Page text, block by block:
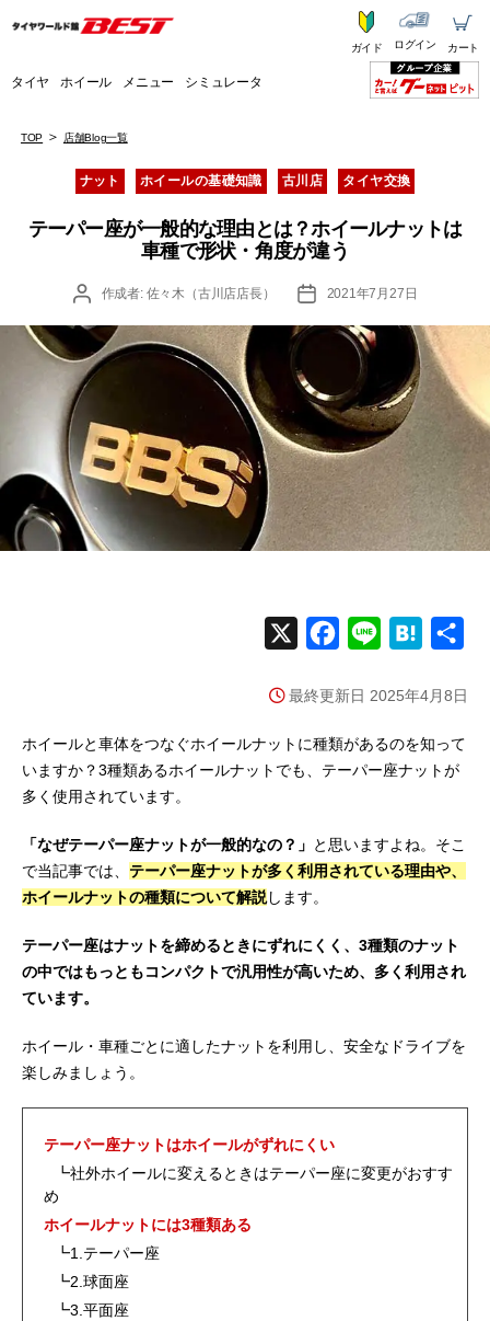
タイヤ ホイール メニュー シミュレータ
ガイド ログイン カート
TOP 店舗Blog一覧
カ
テ
リ
ー
ナット ホイールの基礎知識 古川店 タイヤ交換
テーパー座が一般的な理由とは？ホイールナットは
車種で形状・角度が違う
投
者
作成者: 佐々木（古川店店長）
投
日
2021年7月27日
c
k
n
t
n
最終更新日 2025年4月8日
ホイールと車体をつなぐホイールナットに種類があるのを知って
いますか？3種類あるホイールナットでも、テーパー座ナットが
多く使用されています。
「なぜテーパー座ナットが一般的なの？」 と思いますよね。そこ
で当記事では、 テーパー座ナットが多く利用されている理由や、
ホイールナットの種類について解説します。
テーパー座はナットを締めるときにずれにくく、3種類のナット
の中ではもっともコンパクトで汎用性が高いため、多く利用され
ています。
ホイール・車種ごとに適したナットを利用し、安全なドライブを
楽しみましょう。
テーパー座ナットはホイールがずれにくい
┗社外ホイールに変えるときはテーパー座に変更がおすす
め
ホイールナットには3種類ある
┗1.テーパー座
┗2.球面座
┗3.平面座